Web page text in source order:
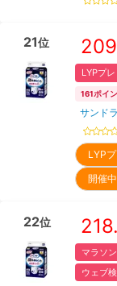
21位
LYPプ
161ポイ
サンド
LYP
開催
22位
マラソ
ウェブ